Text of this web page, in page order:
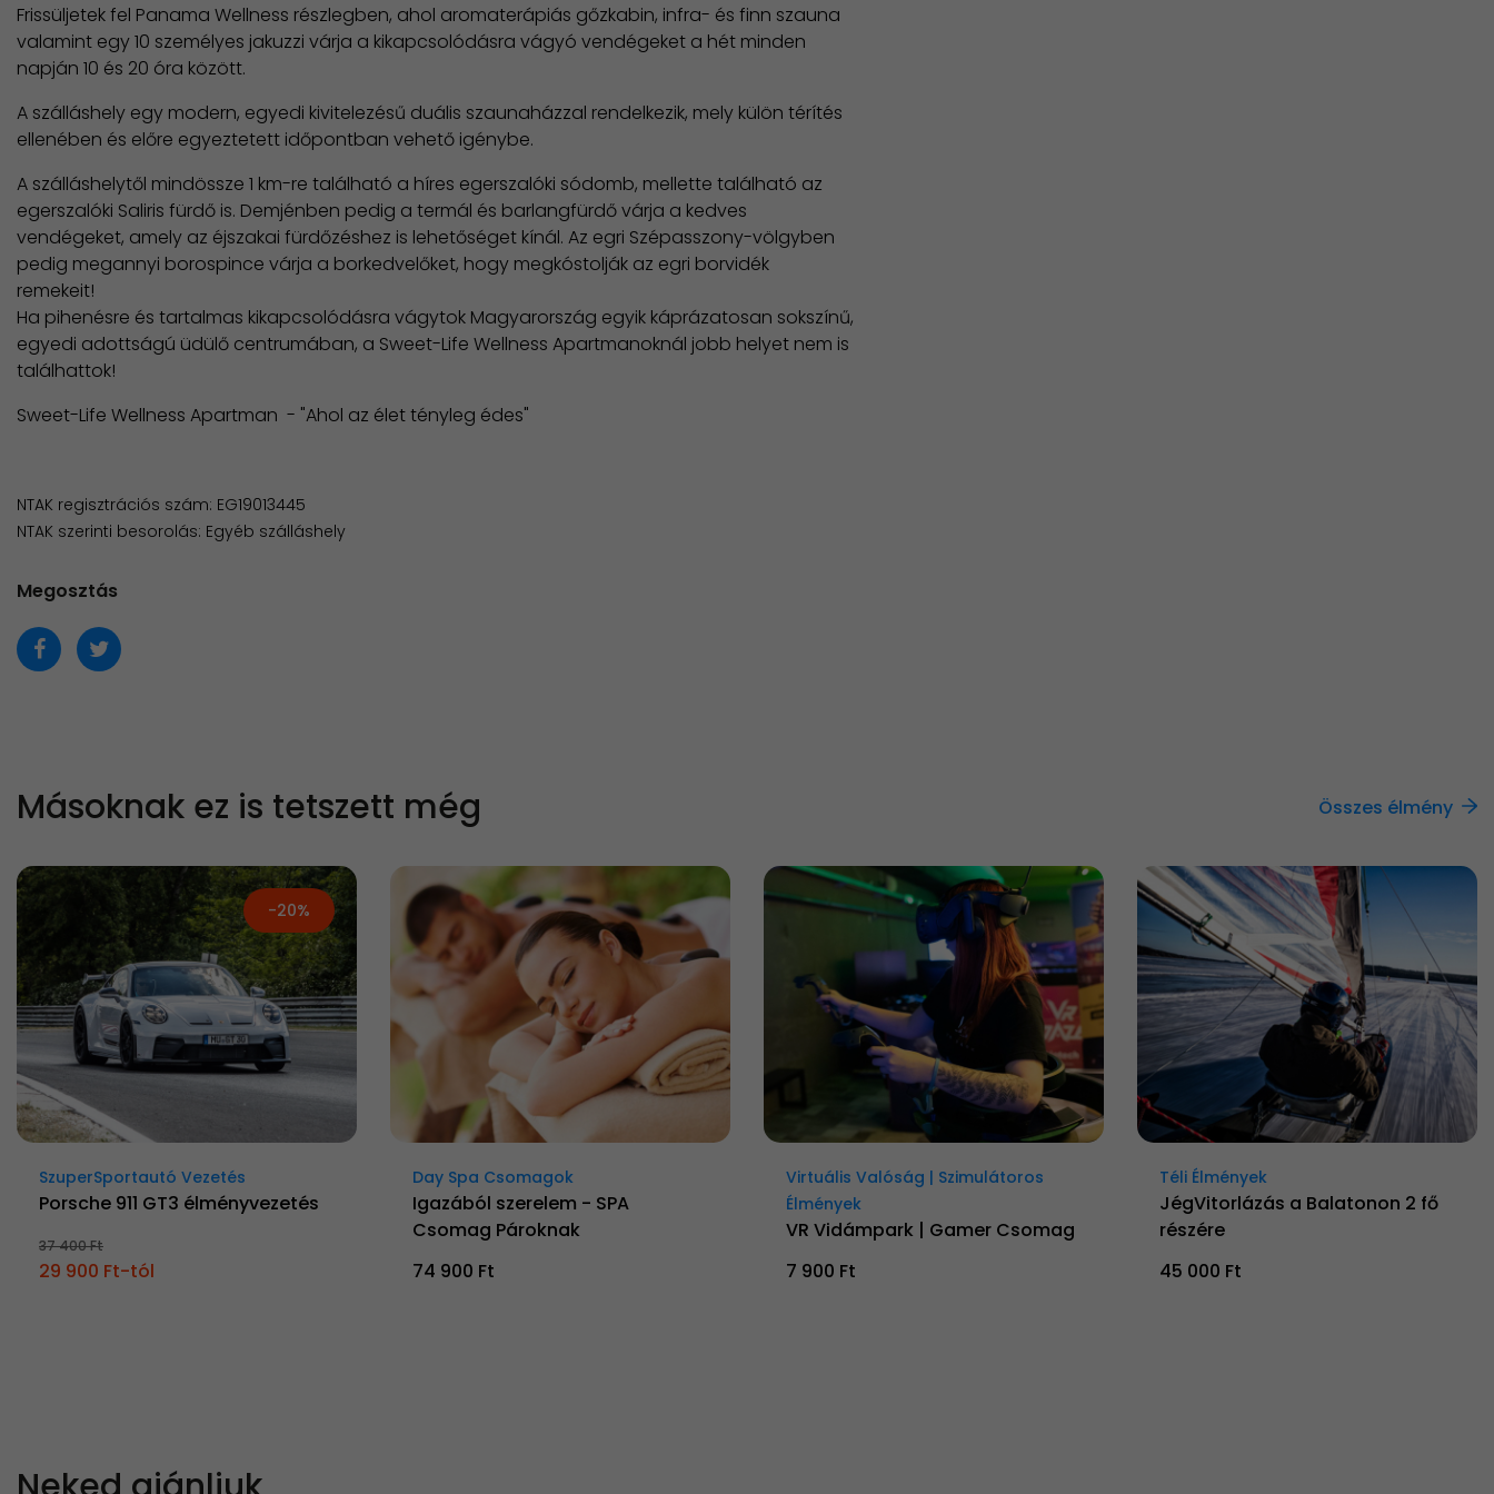
Frissüljetek fel Panama Wellness részlegben, ahol aromaterápiás gőzkabin, infra- és finn szauna
valamint egy 10 személyes jakuzzi várja a kikapcsolódásra vágyó vendégeket a hét minden
napján 10 és 20 óra között.
A szálláshely egy modern, egyedi kivitelezésű duális szaunaházzal rendelkezik, mely külön térítés
ellenében és előre egyeztetett időpontban vehető igénybe.
A szálláshelytől mindössze 1 km-re található a híres egerszalóki sódomb, mellette található az
egerszalóki Saliris fürdő is. Demjénben pedig a termál és barlangfürdő várja a kedves
vendégeket, amely az éjszakai fürdőzéshez is lehetőséget kínál. Az egri Szépasszony-völgyben
pedig megannyi borospince várja a borkedvelőket, hogy megkóstolják az egri borvidék
remekeit!
Ha pihenésre és tartalmas kikapcsolódásra vágytok Magyarország egyik káprázatosan sokszínű,
egyedi adottságú üdülő centrumában, a Sweet-Life Wellness Apartmanoknál jobb helyet nem is
találhattok!
Sweet-Life Wellness Apartman - "Ahol az élet tényleg édes"
NTAK regisztrációs szám: EG19013445
NTAK szerinti besorolás: Egyéb szálláshely
Megosztás
Másoknak ez is tetszett még Összes élmény
-20%
SzuperSportautó Vezetés
Porsche 911 GT3 élményvezetés
37 400 Ft
29 900 Ft-tól
Day Spa Csomagok
Igazából szerelem - SPA
Csomag Pároknak
74 900 Ft
Virtuális Valóság | Szimulátoros
Élmények
VR Vidámpark | Gamer Csomag
7 900 Ft
Téli Élmények
JégVitorlázás a Balatonon 2 fő
részére
45 000 Ft